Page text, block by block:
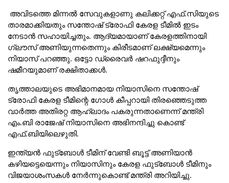
അവിടത്തെ മിന്നൽ സേവുകളാണു കലിക്കറ്റ് എഫ്.സിയുടെ
താരമാക്കിയതും സന്തോഷ് ട്രോഫി കേരള ടീമിൽ ഇടം
നേടാൻ സഹായിച്ചതും. ആദ്യമായാണ് കേരളത്തിനായി
ഗ്ലൗസ് അണിയുന്നതെന്നും കിരീടമാണ് ലക്ഷ്യമെന്നും
നിയാസ് പറഞ്ഞു. ഒട്ടോ ഡ്രൈവർ ഷറഫുദ്ദീനും
ഷമീറയുമാണ് രക്ഷിതാക്കൾ.
തൃത്താലയുടെ അഭിമാനമായ നിയാസിനെ സന്തോഷ്‌
ട്രോഫി കേരള ടീമിന്റെ ഗോൾ കീപ്പറായി തിരഞ്ഞെടുത്ത
വാർത്ത അതിരറ്റ ആഹ്ലാദം പകരുന്നതാണെന്ന് മന്ത്രി
എം.ബി രാജേഷ് നിയാസിനെ അഭിനന്ദിച്ചു കൊണ്ട്
എഫ്.ബിയിലെഴുതി.
ഇന്ത്യൻ ഫുട്‌ബോൾ ടീമിന് വേണ്ടി ബൂട്ട് അണിയാൻ
കഴിയട്ടെയെന്നും നിയാസിനും കേരള ഫുട്ബോൾ ടീമിനും
വിജയാശംസകൾ നേർന്നുകൊണ്ട് മന്ത്രി അറിയിച്ചു.